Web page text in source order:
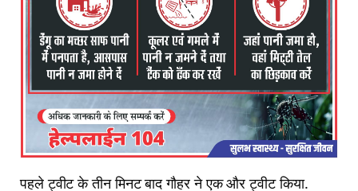
पहले ट्वीट के तीन मिनट बाद गौहर ने एक और ट्वीट किया.